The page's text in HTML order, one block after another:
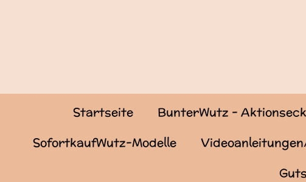
Startseite BunterWutz -
SofortkaufWutz-Modelle